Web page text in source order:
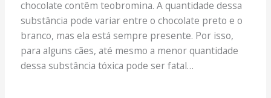
chocolate contêm teobromina. A quantidade dessa
substância pode variar entre o chocolate preto e o
branco, mas ela está sempre presente. Por isso,
para alguns cães, até mesmo a menor quantidade
dessa substância tóxica pode ser fatal…